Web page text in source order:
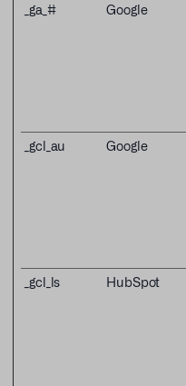
_ga_# Google
_gcl_au Google
_gcl_ls HubSpot